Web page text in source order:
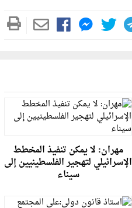
مهران: لا يمكن تنفيذ المخطط
الإسرائيلي لتهجير الفلسطينيين إلى
سيناء